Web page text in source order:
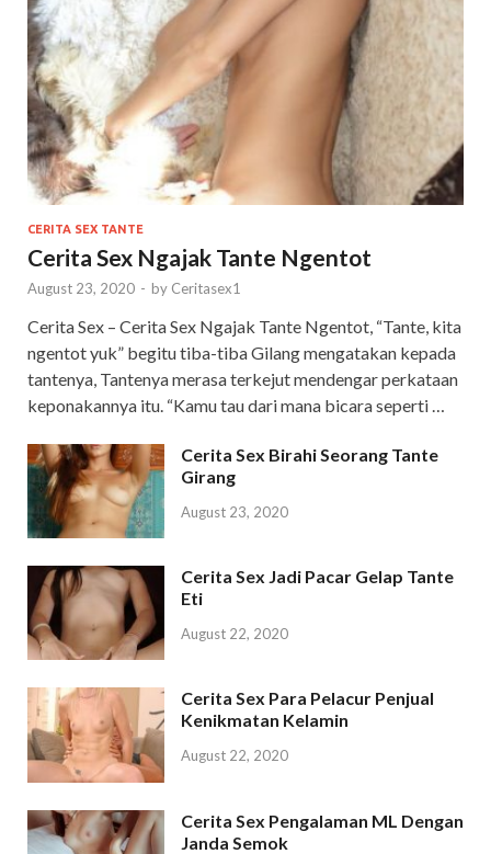
CERITA SEX TANTE
Cerita Sex Ngajak Tante Ngentot
August 23, 2020 - by Ceritasex1
Cerita Sex – Cerita Sex Ngajak Tante Ngentot, “Tante, kita
ngentot yuk” begitu tiba-tiba Gilang mengatakan kepada
tantenya, Tantenya merasa terkejut mendengar perkataan
keponakannya itu. “Kamu tau dari mana bicara seperti …
Cerita Sex Birahi Seorang Tante
Girang
August 23, 2020
Cerita Sex Jadi Pacar Gelap Tante
Eti
August 22, 2020
Cerita Sex Para Pelacur Penjual
Kenikmatan Kelamin
August 22, 2020
Cerita Sex Pengalaman ML Dengan
Janda Semok